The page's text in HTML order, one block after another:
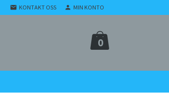
KONTAKT OSS MIN KONTO
0